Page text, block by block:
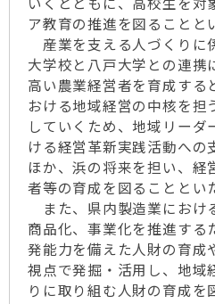
ア教育の推進を図ることと
産業を支える人づくりに
大学校と八戸大学との連携
高い農業経営者を育成する
おける地域経営の中核を担
していくため、地域リーダ
ける経営革新実践活動への
ほか、浜の将来を担い、経
者等の育成を図ることとい
また、県内製造業におけ
商品化、事業化を推進する
発能力を備えた人財の育成
視点で発掘・活用し、地域
りに取り組む人財の育成を